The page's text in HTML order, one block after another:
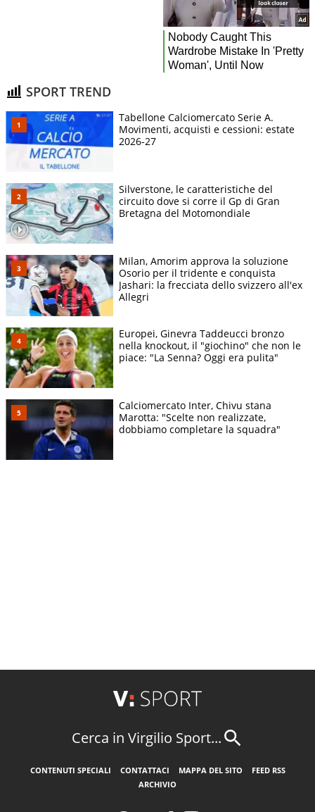
SPORT TREND
Tabellone Calciomercato Serie A.
Movimenti, acquisti e cessioni: estate
2026-27
Silverstone, le caratteristiche del
circuito dove si corre il Gp di Gran
Bretagna del Motomondiale
Milan, Amorim approva la soluzione
Osorio per il tridente e conquista
Jashari: la frecciata dello svizzero all'ex
Allegri
Europei, Ginevra Taddeucci bronzo
nella knockout, il "giochino" che non le
piace: "La Senna? Oggi era pulita"
Calciomercato Inter, Chivu stana
Marotta: "Scelte non realizzate,
dobbiamo completare la squadra"
Cerca in Virgilio Sport...
CONTENUTI SPECIALI CONTATTACI MAPPA DEL SITO
FEED RSS
ARCHIVIO